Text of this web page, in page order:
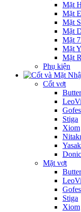
Mặt
Mặt
Mặt
Mặt
Mặt
Mặt
Mặt
Phụ kiện
Cốt vợt
Gofes
Stiga
Xiom
Donic
Mặt vợt
Gofes
Stiga
Xiom